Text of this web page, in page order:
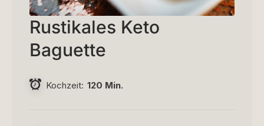
Rustikales Keto
Baguette
Kochzeit 120 Min.